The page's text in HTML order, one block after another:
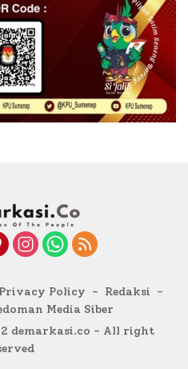
Privacy Policy
Redaksi
Media Siber
demarkasi.co - All right